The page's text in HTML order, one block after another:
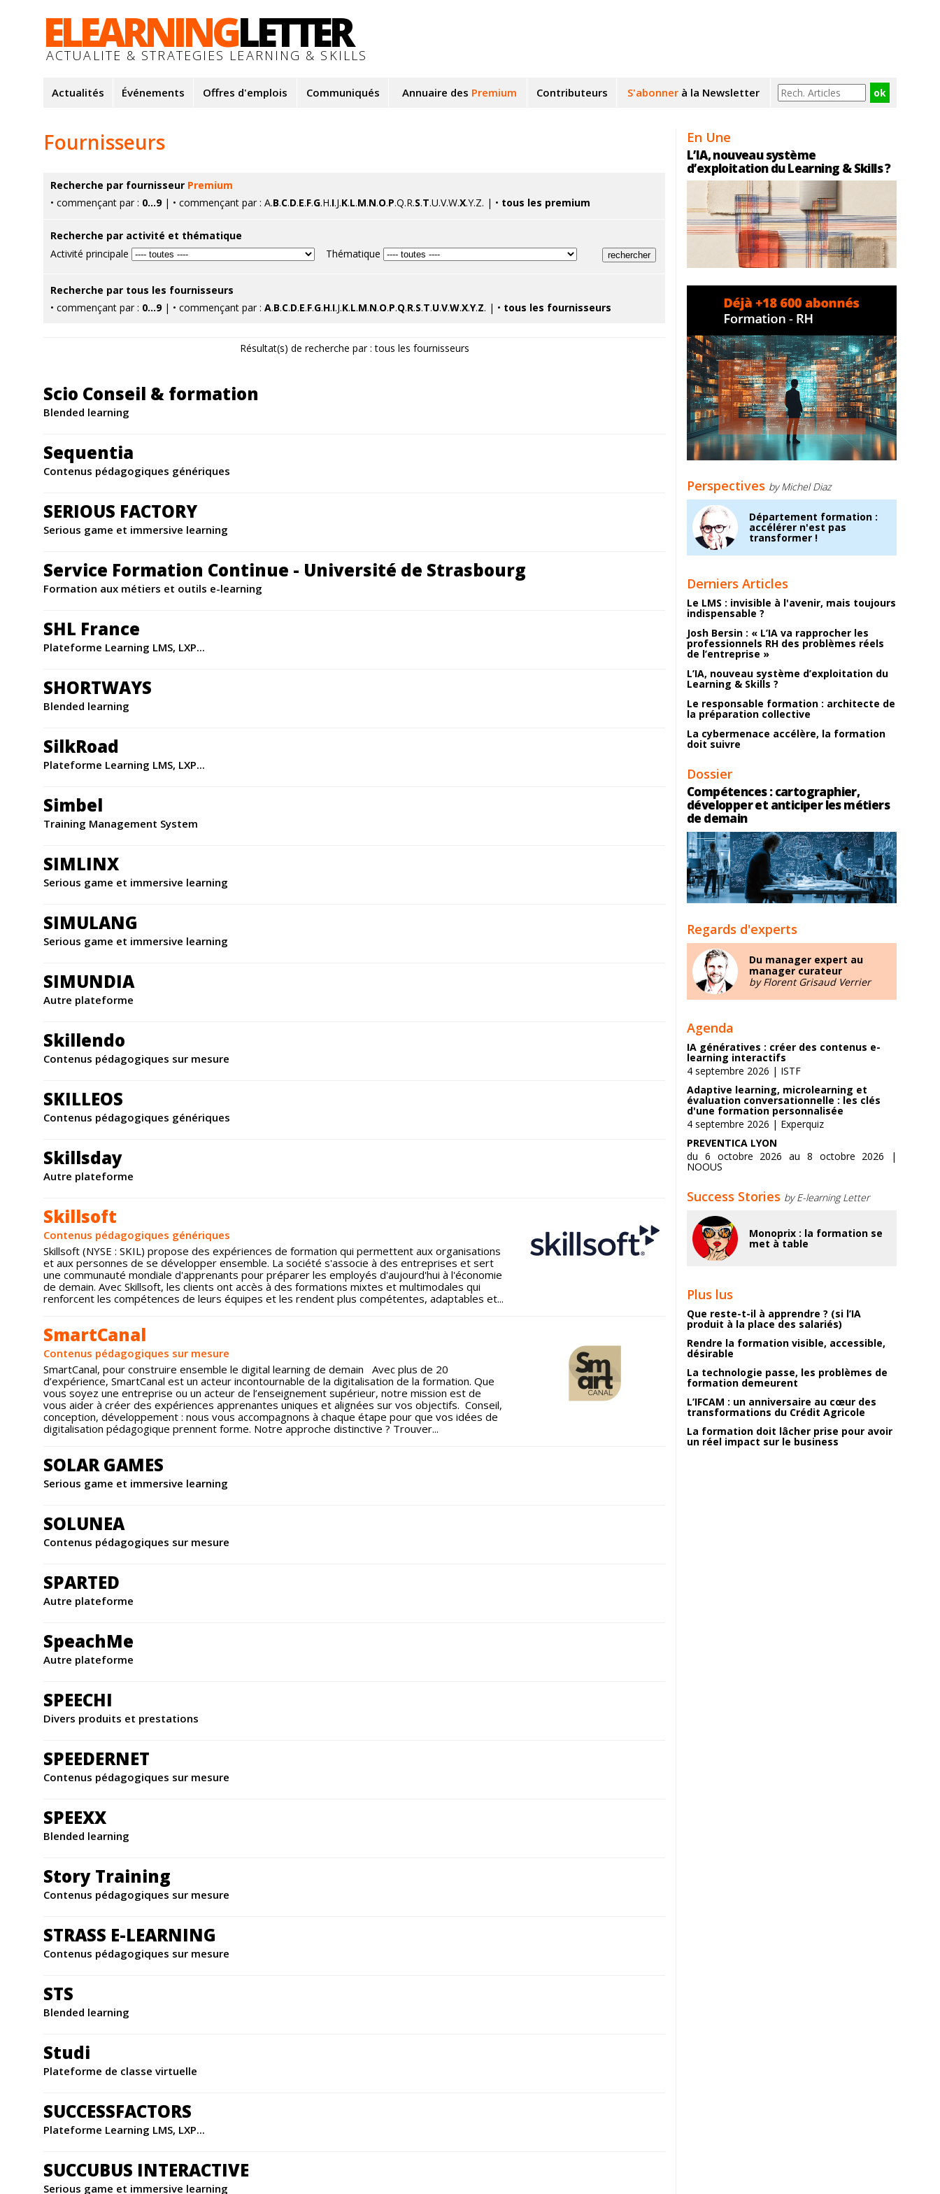
ELEARNINGLETTER
ACTUALITE & STRATEGIES LEARNING & SKILLS
Actualités Événements Offres d'emplois Communiqués Annuaire des Premium Contributeurs S'abonner à la Newsletter
Fournisseurs
Recherche par fournisseur Premium
• commençant par : 0...9| • commençant par : A.B.C.D.E.F.G.H.I.J.K.L.M.N.O.P.Q.R.S.T.U.V.W.X.Y.Z. | • tous les premium
Recherche par activité et thématique
Activité principale
Thématique
Recherche par tous les fournisseurs
• commençant par : 0...9| • commençant par : A.B.C.D.E.F.G.H.I.J.K.L.M.N.O.P.Q.R.S.T.U.V.W.X.Y.Z. | • tous les fournisseurs
Résultat(s) de recherche par : tous les fournisseurs
Scio Conseil & formation
Blended learning
Sequentia
Contenus pédagogiques génériques
SERIOUS FACTORY
Serious game et immersive learning
Service Formation Continue - Université de Strasbourg
Formation aux métiers et outils e-learning
SHL France
Plateforme Learning LMS, LXP...
SHORTWAYS
Blended learning
SilkRoad
Plateforme Learning LMS, LXP...
Simbel
Training Management System
SIMLINX
Serious game et immersive learning
SIMULANG
Serious game et immersive learning
SIMUNDIA
Autre plateforme
Skillendo
Contenus pédagogiques sur mesure
SKILLEOS
Contenus pédagogiques génériques
Skillsday
Autre plateforme
Skillsoft
Contenus pédagogiques génériques
Skillsoft (NYSE : SKIL) propose des expériences de formation qui permettent aux organisations
et aux personnes de se développer ensemble. La société s'associe à des entreprises et sert
une communauté mondiale d'apprenants pour préparer les employés d'aujourd'hui à l'économie
de demain. Avec Skillsoft, les clients ont accès à des formations mixtes et multimodales qui
renforcent les compétences de leurs équipes et les rendent plus compétentes, adaptables et...
SmartCanal
Contenus pédagogiques sur mesure
SmartCanal, pour construire ensemble le digital learning de demain Avec plus de 20
d’expérience, SmartCanal est un acteur incontournable de la digitalisation de la formation. Que
vous soyez une entreprise ou un acteur de l’enseignement supérieur, notre mission est de
vous aider à créer des expériences apprenantes uniques et alignées sur vos objectifs. Conseil,
conception, développement : nous vous accompagnons à chaque étape pour que vos idées de
digitalisation pédagogique prennent forme. Notre approche distinctive ? Trouver...
SOLAR GAMES
Serious game et immersive learning
SOLUNEA
Contenus pédagogiques sur mesure
SPARTED
Autre plateforme
SpeachMe
Autre plateforme
SPEECHI
Divers produits et prestations
SPEEDERNET
Contenus pédagogiques sur mesure
SPEEXX
Blended learning
Story Training
Contenus pédagogiques sur mesure
STRASS E-LEARNING
Contenus pédagogiques sur mesure
STS
Blended learning
Studi
Plateforme de classe virtuelle
SUCCESSFACTORS
Plateforme Learning LMS, LXP...
SUCCUBUS INTERACTIVE
Serious game et immersive learning
En Une
L’IA, nouveau système
d’exploitation du Learning & Skills ?
Perspectives by Michel Diaz
Département formation :
accélérer n'est pas
transformer !
Derniers Articles
Le LMS : invisible à l'avenir, mais toujours
indispensable ?
Josh Bersin : « L’IA va rapprocher les
professionnels RH des problèmes réels
de l’entreprise »
L’IA, nouveau système d’exploitation du
Learning & Skills ?
Le responsable formation : architecte de
la préparation collective
La cybermenace accélère, la formation
doit suivre
Dossier
Compétences : cartographier,
développer et anticiper les métiers
de demain
Regards d'experts
Du manager expert au
manager curateur
by Florent Grisaud Verrier
Agenda
IA génératives : créer des contenus e-
learning interactifs
4 septembre 2026 | ISTF
Adaptive learning, microlearning et
évaluation conversationnelle : les clés
d'une formation personnalisée
4 septembre 2026 | Experquiz
PREVENTICA LYON
du 6 octobre 2026 au 8 octobre 2026 |
NOOUS
Success Stories by E-learning Letter
Monoprix : la formation se
met à table
Plus lus
Que reste-t-il à apprendre ? (si l’IA
produit à la place des salariés)
Rendre la formation visible, accessible,
désirable
La technologie passe, les problèmes de
formation demeurent
L’IFCAM : un anniversaire au cœur des
transformations du Crédit Agricole
La formation doit lâcher prise pour avoir
un réel impact sur le business